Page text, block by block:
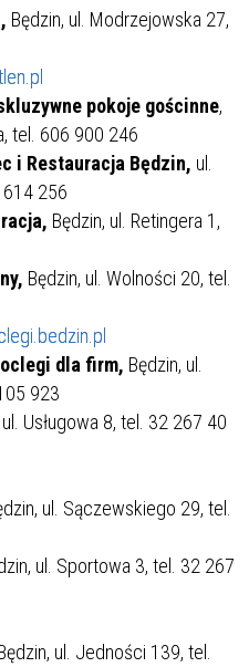
Będzin, ul. Modrzejowska 27,
pokoje gościnne,
tel. 606 900 246
i Restauracja Będzin, ul.
256
Będzin, ul. Retingera 1,
Będzin, ul. Wolności 20, tel.
dla firm, Będzin, ul.
923
Usługowa 8, tel. 32 267 40
ul. Sączewskiego 29, tel.
ul. Sportowa 3, tel. 32 267
ul. Jedności 139, tel.